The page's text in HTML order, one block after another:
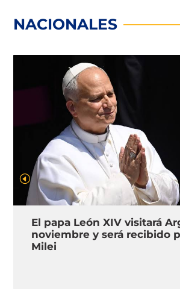
NACIONALES
El papa León XIV visitará
noviembre y será recibido
Milei